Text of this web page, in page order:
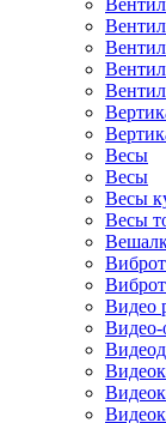
Весы
Весы
Весы
Весы
Видео
Видео-